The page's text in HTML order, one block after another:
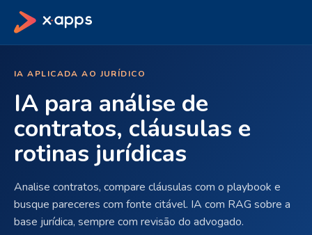
IA APLICADA AO JURÍDICO
IA para análise de
contratos, cláusulas e
rotinas jurídicas
Analise contratos, compare cláusulas com o playbook e
busque pareceres com fonte citável. IA com RAG sobre a
base jurídica, sempre com revisão do advogado.